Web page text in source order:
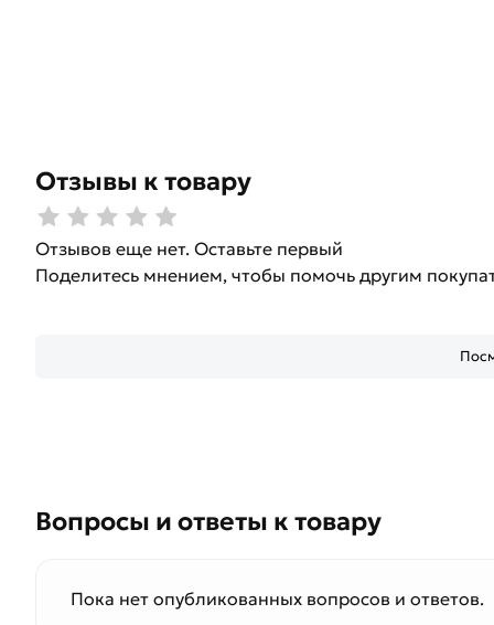
Отзывы к товару
Отзывов еще нет. Оставьте первый
Поделитесь мнением, чтобы помочь другим
Вопросы и ответы к товару
Пока нет опубликованных вопросов и ответов.